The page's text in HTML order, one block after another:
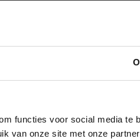
functies voor social media te
van onze site met onze